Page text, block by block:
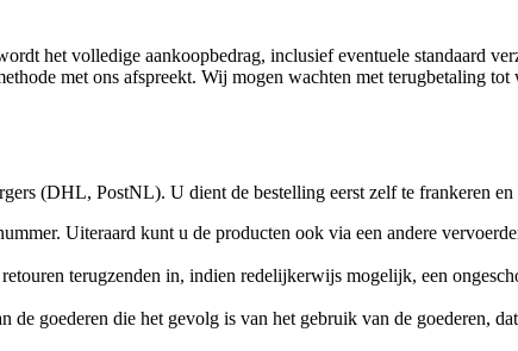
het volledige aankoopbedrag, inclusief eventuele standaard
met ons afspreekt. Wij mogen wachten met terugbetaling
(DHL, PostNL). U dient de bestelling eerst zelf te frankeren
Uiteraard kunt u de producten ook via een andere
terugzenden in, indien redelijkerwijs mogelijk, een
goederen die het gevolg is van het gebruik van de goederen,